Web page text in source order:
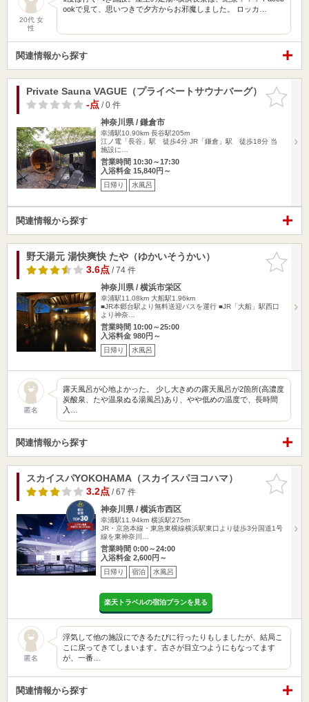
20代 女
性
ookで見て、思いつきで夕方からお邪魔しました。 ロッカ…
関連情報から探す
お気に入
りに追加
Private Sauna VAGUE（プライベートサウナバーグ）
-点/ 0 件
神奈川県 / 鎌倉市
幸浦駅10.90km 長谷駅205m
江ノ電「長谷」駅 徒歩4分 JR「鎌倉」駅 徒歩18分 当
施設に…
営業時間 10:30～17:30
入浴料金 15,840円～
日帰り 水風呂
関連情報から探す
お気に入
りに追加
野天湯元 湯快爽快 たや（ゆかいそうかい）
3.6点/ 74 件
神奈川県 / 横浜市栄区
幸浦駅11.08km 大船駅1.96km
■JR本郷台駅より無料送迎バスを運行 ■JR「大船」駅西口
より神奈…
営業時間 10:00～25:00
入浴料金 980円～
日帰り 水風呂
匿名
露天風呂が心地よかった。 少し大きめの露天風呂が2箇所(高濃度
炭酸泉、たや温泉ぬる湯風呂)あり、やや低めの温度で、長時間
入…
関連情報から探す
お気に入
りに追加
スカイスパYOKOHAMA（スカイスパヨコハマ）
3.2点/ 67 件
神奈川県 / 横浜市西区
幸浦駅11.94km 横浜駅275m
JR・京急本線・東急東横線横浜駅東口より徒歩3分国道1号
線を東神奈川…
営業時間 0:00～24:00
入浴料金 2,600円～
日帰り 宿泊 水風呂
楽天トラベルの宿泊プランを見る
匿名
浮気して他の施設にできるたびに行ったりもしましたが、結局こ
こに戻ってきてしまいます。古さが目立つようにもなってます
が、一番…
関連情報から探す